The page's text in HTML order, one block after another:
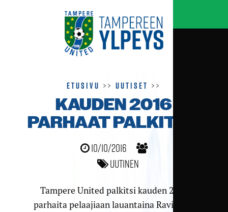
Etusivu >>Uutiset >>
KAUDEN 2016
PARHAAT PALKITTU
10/10/2016
Uutinen
Tampere United palkitsi kauden 2016
parhaita pelaajiaan lauantaina Ravintola